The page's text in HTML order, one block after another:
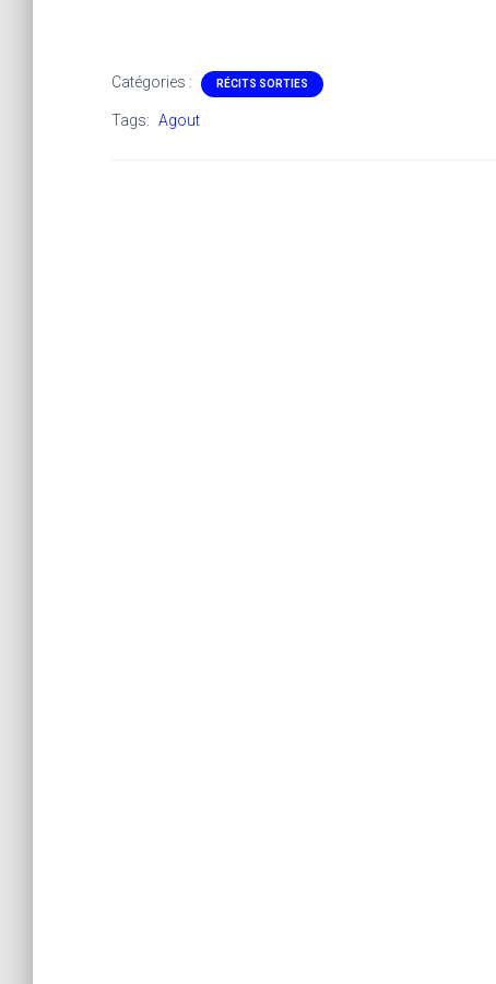
Catégories : RÉCITS SORTIES
Tags: Agout